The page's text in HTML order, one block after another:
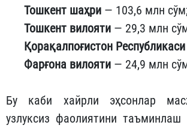
Тошкент шаҳри — 103,6 млн
Тошкент вилояти — 29,3 млн
Қорақалпоғистон Республикаси
Фарғона вилояти — 24,9 млн
Бу каби хайрли эҳсонлар
узлуксиз фаолиятини